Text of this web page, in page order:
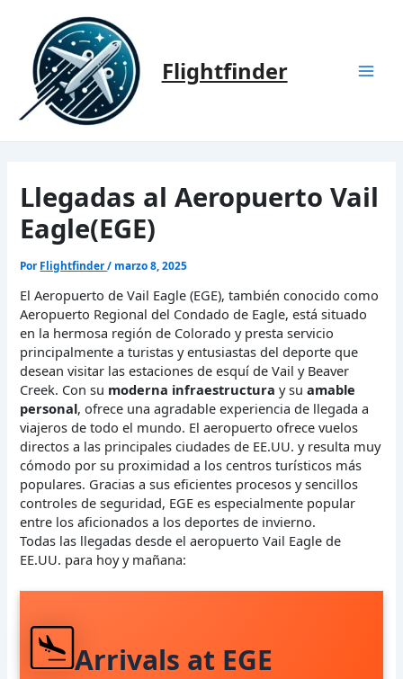
contenido
Flightfinder
Llegadas al Aeropuerto Vail
Eagle(EGE)
Por Flightfinder/ marzo 8, 2025
El Aeropuerto de Vail Eagle (EGE), también conocido como
Aeropuerto Regional del Condado de Eagle, está situado
en la hermosa región de Colorado y presta servicio
principalmente a turistas y entusiastas del deporte que
desean visitar las estaciones de esquí de Vail y Beaver
Creek. Con su moderna infraestructura y suamable
personal, ofrece una agradable experiencia de llegada a
viajeros de todo el mundo. El aeropuerto ofrece vuelos
directos a las principales ciudades de EE.UU. y resulta muy
cómodo por su proximidad a los centros turísticos más
populares. Gracias a sus eficientes procesos y sencillos
controles de seguridad, EGE es especialmente popular
entre los aficionados a los deportes de invierno.
Todas las llegadas desde el aeropuerto Vail Eagle de
EE.UU. para hoy y mañana:
Arrivals at EGE